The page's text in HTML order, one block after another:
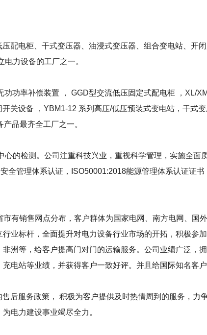
配电柜、干式变压器、油浸式变压器、组合变电站、开
力设备的工厂之一。
功率补偿装置 ， GGD型交流低压固定式配电柜 ，XL/
关设备 ，YBM1-12 系列高压/低压预装式变电站，干式
品最齐全工厂之一。
的检测。公司注重科技兴业，重视科学管理，实施全面
全管理体系认证，ISO50001:2018能源管理体系认证证
有销售网点分布，客户群体为国家电网、南方电网、国
业标杆，全面提升对电力设备行业市场的开拓，积极参
洲等，给客户提高门对门的运输服务。公司业绩广泛，
电站等业绩，并获得客户一致好评。并且给国际知名客户
后服务政策， 积极为客户提供及时热情周到的服务，力
电力建设事业竭尽全力。